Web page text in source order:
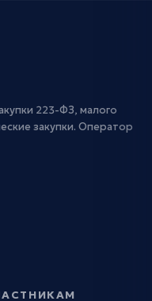
223-ФЗ, малого
закупки. Оператор